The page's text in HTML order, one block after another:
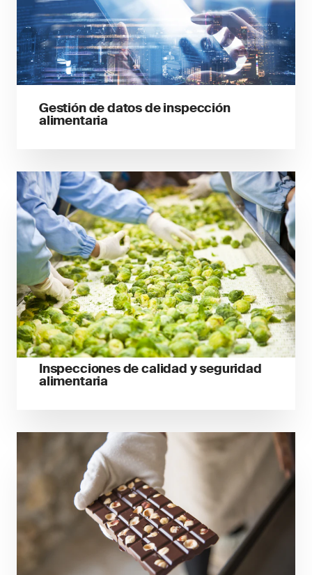
Gestión de datos de inspección
alimentaria
Inspecciones de calidad y seguridad
alimentaria